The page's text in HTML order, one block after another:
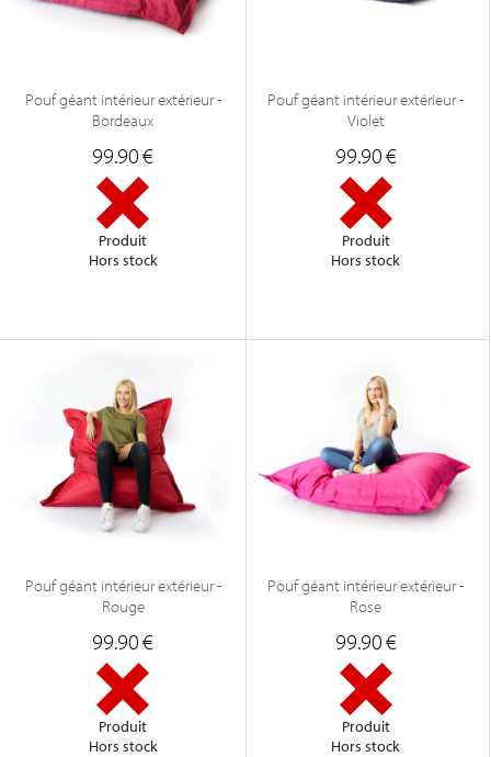
Pouf géant intérieur extérieur -
Bordeaux
99.90€
Produit
Hors stock
Pouf géant intérieur extérieur -
Violet
99.90€
Produit
Hors stock
Pouf géant intérieur extérieur -
Rouge
99.90€
Produit
Hors stock
Pouf géant intérieur extérieur -
Rose
99.90€
Produit
Hors stock